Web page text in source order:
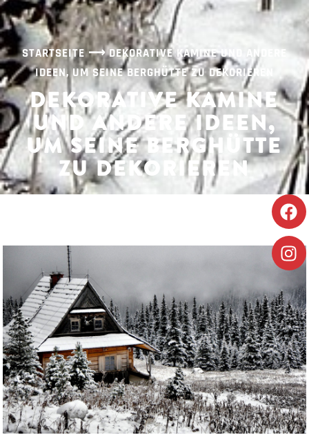
STARTSEITE⟶DEKORATIVE KAMINE UND ANDERE
IDEEN, UM SEINE BERGHÜTTE ZU DEKORIEREN
DEKORATIVE KAMINE
UND ANDERE IDEEN,
UM SEINE BERGHÜTTE
ZU DEKORIEREN